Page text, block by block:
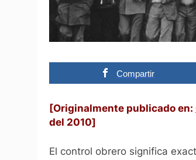
Compartir
[Originalmente publicado en:
del 2010]
El control obrero significa